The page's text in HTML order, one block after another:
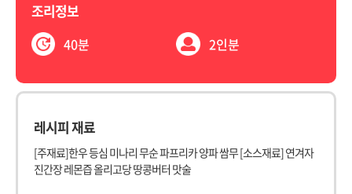
조리정보
40분 2인분
레시피 재료
[주재료]한우 등심 미나리 무순 파프리카 양파 쌈무 [소스재료] 연겨자
진간장 레몬즙 올리고당 땅콩버터 맛술